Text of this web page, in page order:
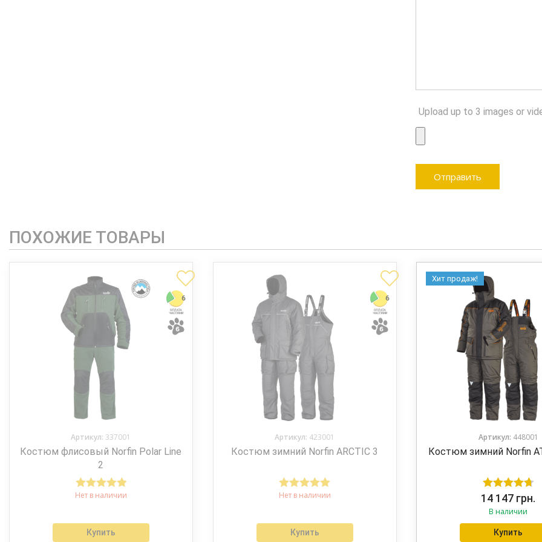
Upload up to 3 images or
ПОХОЖИЕ ТОВАРЫ
Артикул: 337001
Костюм флисовый Norfin Polar Line
2
Оценка5.00
Нет в наличии
Купить
Артикул: 423001
Костюм зимний Norfin ARCTIC 3
Оценка5.00
Нет в наличии
Купить
Хит продаж!
Артикул: 448001
Костюм зимний Norfin
Оценка
4.75из 5
14 147 грн.
В наличии
Купить